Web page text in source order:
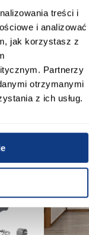
treści i
i analizować
jak korzystasz z
Partnerzy
otrzymanymi
z ich usług.
Zobacz więcej >